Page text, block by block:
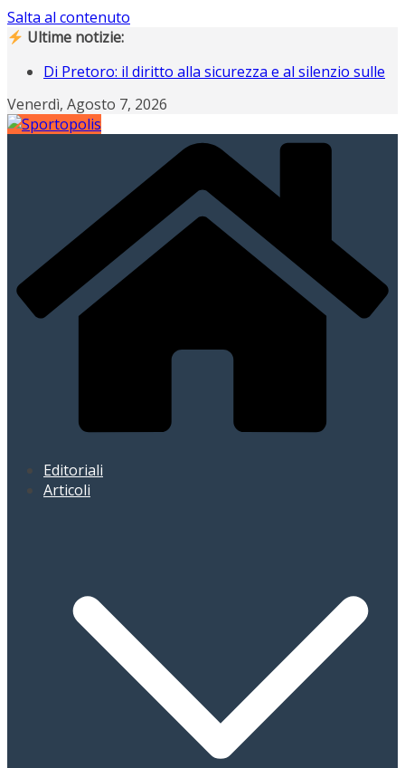
Salta al contenuto
Ultime notizie:
Di Pretoro: il diritto alla sicurezza e al silenzio sulle
Operazione Nostalgia, Gianluigi Buffon scende in
campo ad Ancona
Operazione Nostalgia svela i protagonisti del
raduno di Ancona
Campiani italiani 3D di Schilpario: assegnati i
tricolori individuali e a squadre
Gli italiani al Tour: CLASSIFICA FINALE, a Davide
Piganzoli la maglia gialla “italiana”
Venerdì, Agosto 7, 2026
Editoriali
Articoli